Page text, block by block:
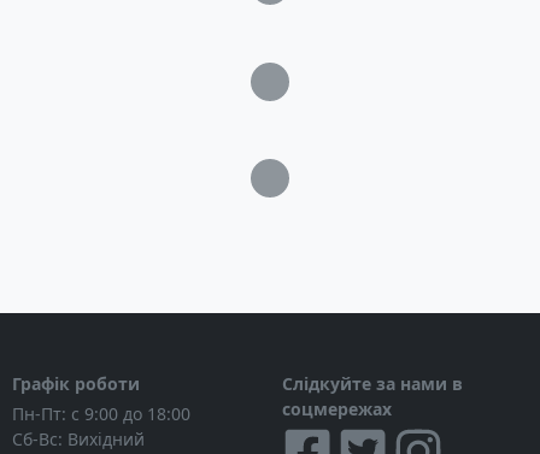
Загрузка...
Загрузка...
Графік роботи
Пн-Пт: с 9:00 до 18:00
Сб-Вс: Вихідний
Слідкуйте за нами в
соцмережах